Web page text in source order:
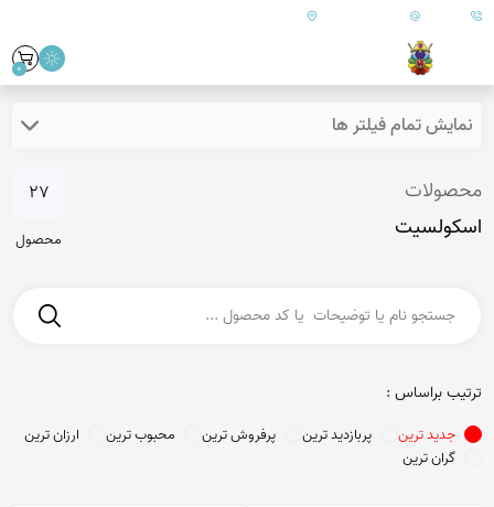
09179890157 ایران - فارس - کازرون
0
نمایش تمام فیلتر ها
محصولات
اسکولسیت
27
محصول
ترتیب براساس :
جدید ترین پربازدید ترین پرفروش ترین محبوب ترین
ارزان ترین
گران ترین